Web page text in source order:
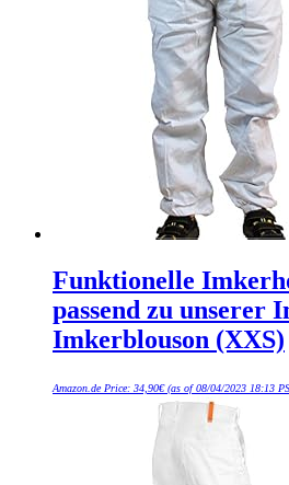
Funktionelle
passend zu unserer
Imkerblouson (XXS)
Amazon.de Price: 34,90€(as of 08/04/2023 18:13